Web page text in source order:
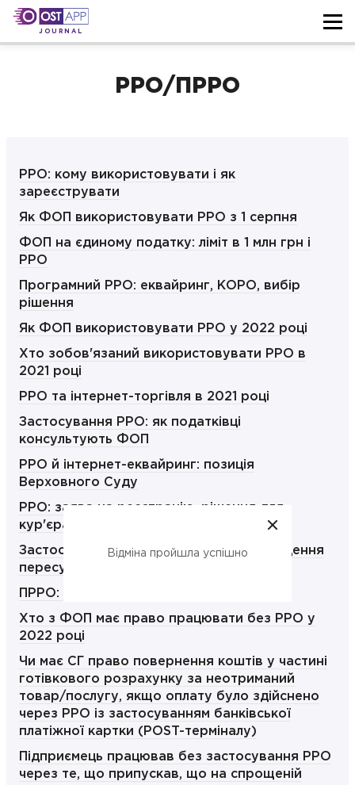
JOURNAL
РРО/ПРРО
РРО: кому використовувати і як
зареєструвати
Як ФОП використовувати РРО з 1 серпня
ФОП на єдиному податку: ліміт в 1 млн грн і
РРО
Програмний РРО: еквайринг, КОРО, вибір
рішення
Як ФОП використовувати РРО у 2022 році
Хто зобов'язаний використовувати РРО в
2021 році
РРО та інтернет-торгівля в 2021 році
Застосування РРО: як податківці
консультують ФОП
РРО й інтернет-еквайринг: позиція
Верховного Суду
РРО: заява на реєстрацію, рішення для
кур'єра, оплата на рахунок ФОП
Застосування РРО/ПРРО під час проведення
пересувної торгівлі для ФОП-єдинників
ПРРО: топ-11 питань та відповідей
Хто з ФОП має право працювати без РРО у
2022 році
Чи має СГ право повернення коштів у частині
готівкового розрахунку за неотриманий
товар/послугу, якщо оплату було здійснено
через РРО із застосуванням банківської
платіжної картки (POST-терміналу)
Підприємець працював без застосування РРО
через те, що припускав, що на спрощеній
Відміна пройшла успішно